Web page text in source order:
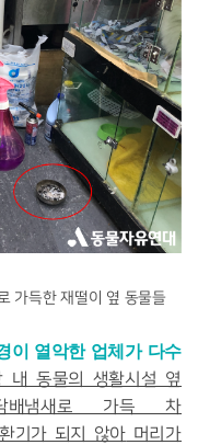
가득한 재떨이 옆 동물들
이 열악한 업체가 다수
내 동물의 생활시설 옆
냄새로 가득 차
환기가 되지 않아 머리가